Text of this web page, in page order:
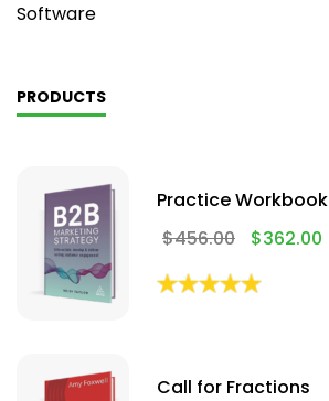
Software
PRODUCTS
Practice Workbook
$456.00 $362.00
Call for Fractions